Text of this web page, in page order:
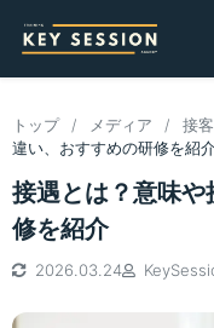
トップ / メディア / 接
違い、おすすめの研修を紹
接遇とは？意味
修を紹介
2026.03.24